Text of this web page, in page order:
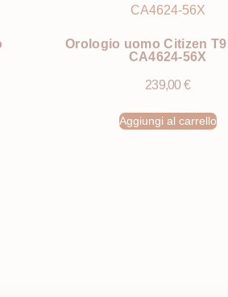
Orologio uomo Citizen
CA4624-56X
239,00€
Aggiungi al carrello